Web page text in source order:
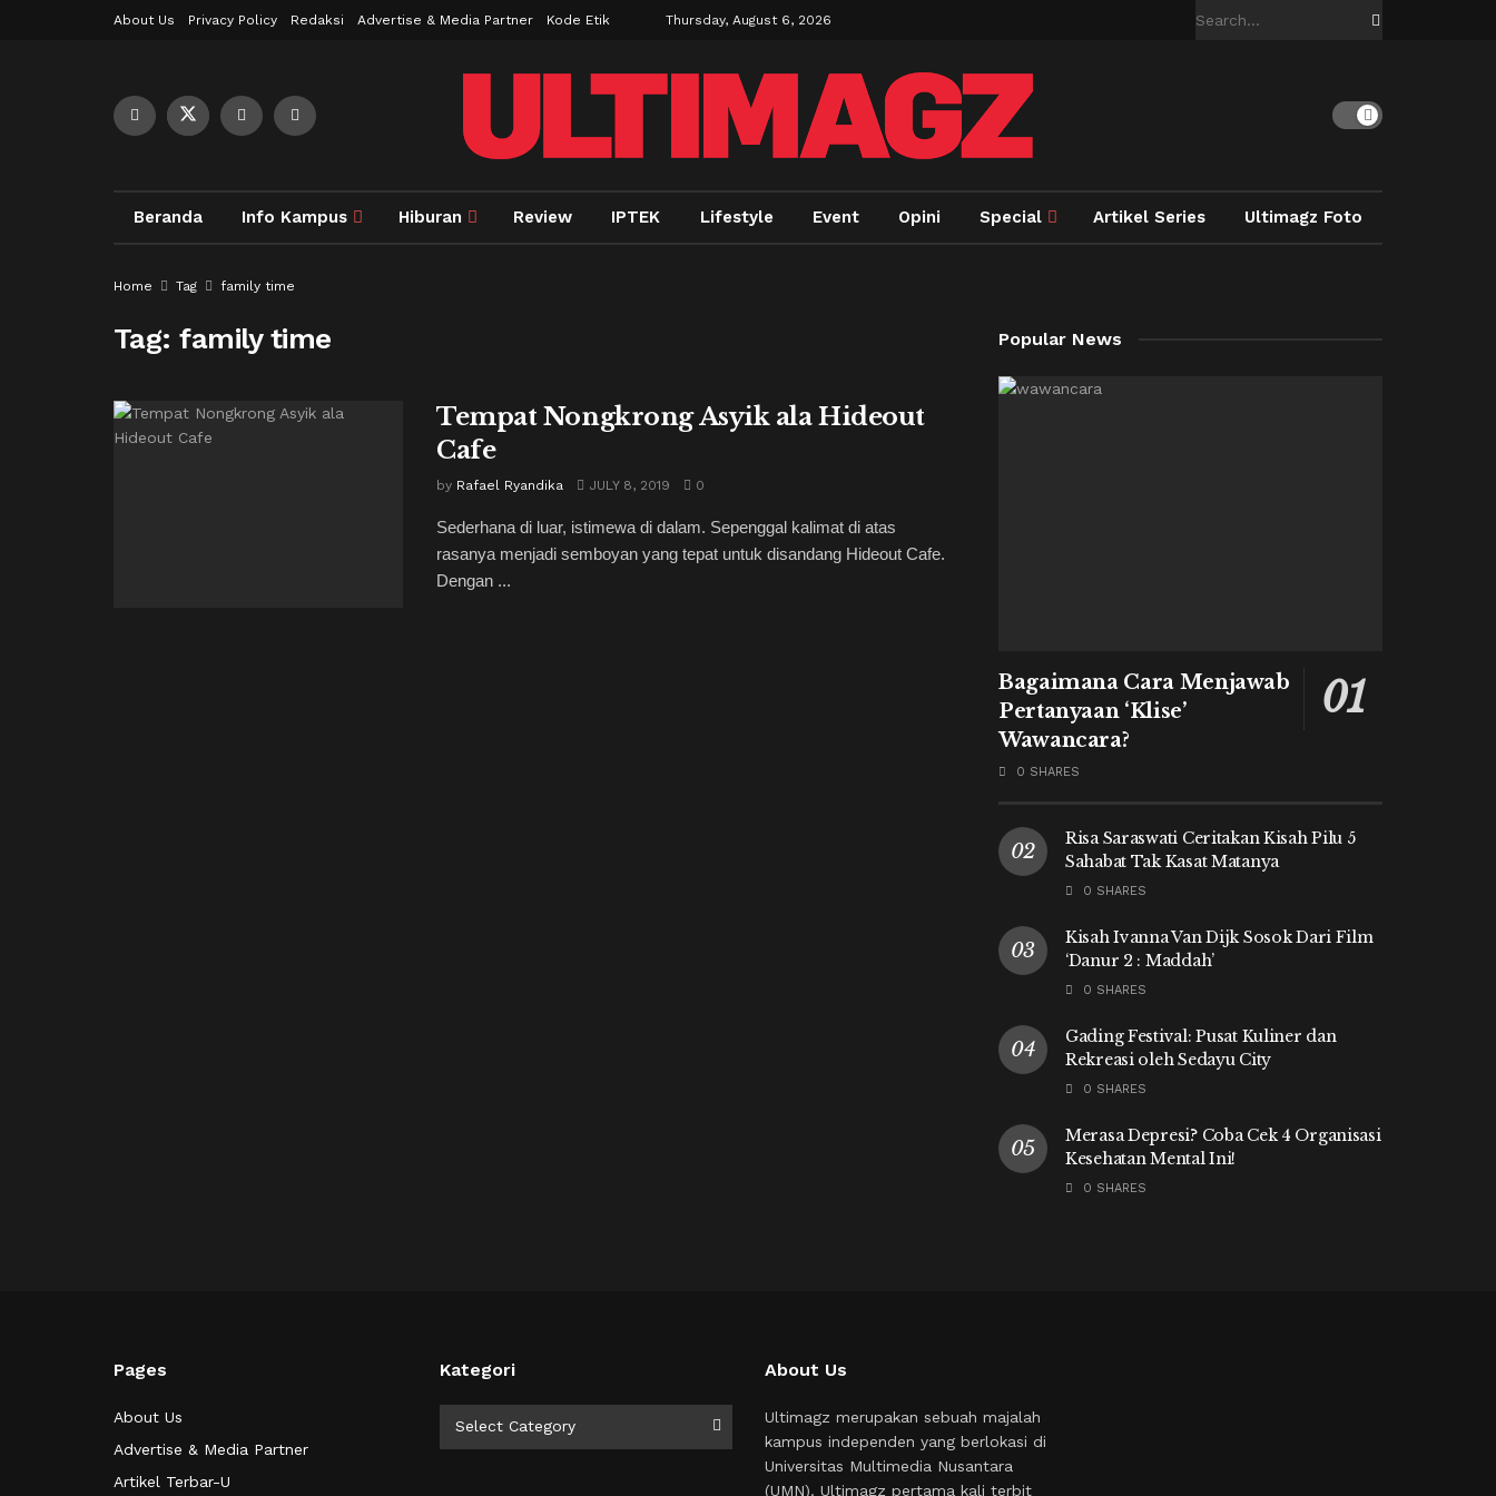
About Us Privacy Policy Redaksi Advertise & Media Partner Kode Etik Thursday, August 6, 2026
Beranda Info Kampus Hiburan Review IPTEK Lifestyle Event Opini Special Artikel Series Ultimagz Foto
Home Tag family time
Tag:family time
Tempat Nongkrong Asyik ala Hideout
Cafe
by Rafael Ryandika JULY 8, 2019 0
Sederhana di luar, istimewa di dalam. Sepenggal kalimat di atas
rasanya menjadi semboyan yang tepat untuk disandang Hideout Cafe.
Dengan ...
Popular News
Bagaimana Cara Menjawab
Pertanyaan ‘Klise’
Wawancara?
0 SHARES
Risa Saraswati Ceritakan Kisah Pilu 5
Sahabat Tak Kasat Matanya
0 SHARES
Kisah Ivanna Van Dijk Sosok Dari Film
‘Danur 2 : Maddah’
0 SHARES
Gading Festival: Pusat Kuliner dan
Rekreasi oleh Sedayu City
0 SHARES
Merasa Depresi? Coba Cek 4 Organisasi
Kesehatan Mental Ini!
0 SHARES
Pages
About Us
Advertise & Media Partner
Artikel Terbar-U
Kategori
Select Category
About Us
Ultimagz merupakan sebuah majalah
kampus independen yang berlokasi di
Universitas Multimedia Nusantara
(UMN). Ultimagz pertama kali terbit